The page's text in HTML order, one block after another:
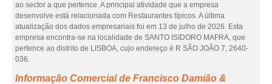
ao sector a que pertence. A principal atividade que a empresa
desenvolve está relacionada com Restaurantes típicos. A última
atualização dos dados empresariais foi em 13 de julho de 2026. Esta
empresa encontra-se na localidade de SANTO ISIDORO MAFRA, que
pertence ao distrito de LISBOA, cujo endereço é R SÃO JOÃO 7, 2640-
036.
Informação Comercial de Francisco Damião &